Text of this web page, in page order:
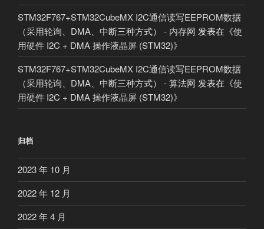
STM32F767+STM32CubeMX I2C通信读写EEPROM数据
（采用轮询、DMA、中断三种方式） - 内存网 发表在《使
用硬件 I2C + DMA 操作液晶屏 (STM32)》
STM32F767+STM32CubeMX I2C通信读写EEPROM数据
（采用轮询、DMA、中断三种方式） - 算法网 发表在《使
用硬件 I2C + DMA 操作液晶屏 (STM32)》
归档
2023 年 10 月
2022 年 12 月
2022 年 4 月